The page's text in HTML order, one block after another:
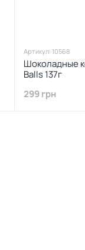
Артикул: 10568
Шоколадные
Balls 137г
299 грн